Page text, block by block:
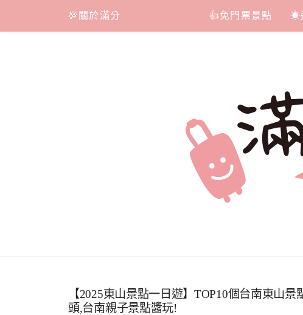
content
💯關於滿分 👍免門票景點 ☀
【2025東山景點一日遊】TOP10個台南東山
頭,台南親子景點醬玩!